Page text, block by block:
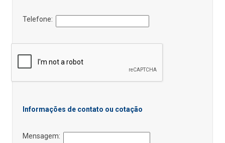
Telefone:
Informações de contato ou cotação
Mensagem: